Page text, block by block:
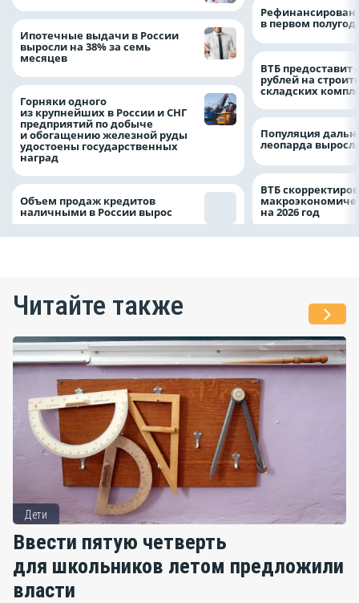
Ипотечные выдачи в России
выросли на 38% за семь
месяцев
Горняки одного
из крупнейших в России и СНГ
предприятий по добыче
и обогащению железной руды
удостоены государственных
наград
Объем продаж кредитов
наличными в России вырос
в первом
ВТБ предоставит
рублей на
складских
Популяция
леопарда
ВТБ
на 2026 год
Читайте также
Дети
Ввести пятую четверть
для школьников летом предложили
власти